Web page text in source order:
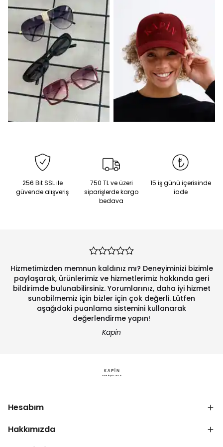
256 Bit SSL ile
güvende alışveriş
750 TL ve üzeri
siparişlerde kargo
bedava
15 iş günü içerisinde
iade
Hizmetimizden memnun kaldınız mı? Deneyiminizi bizimle
paylaşarak, ürünlerimiz ve hizmetlerimiz hakkında geri
bildirimde bulunabilirsiniz. Yorumlarınız, daha iyi hizmet
sunabilmemiz için bizler için çok değerli. Lütfen
aşağıdaki puanlama sistemini kullanarak
değerlendirme yapın!
Kapin
Hesabım
Hakkımızda